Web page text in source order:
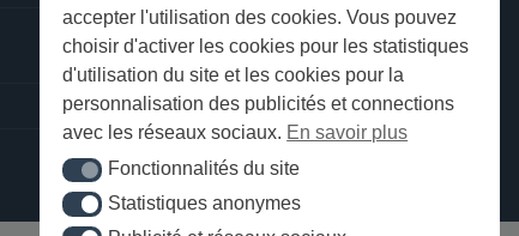
accepter l'utilisation des cookies. Vous pouvez
choisir d'activer les cookies pour les statistiques
d'utilisation du site et les cookies pour la
personnalisation des publicités et connections
avec les réseaux sociaux. En savoir plus
Fonctionnalités du site
Fonctionnalités du site
Statistiques anonymes
Statistiques anonymes